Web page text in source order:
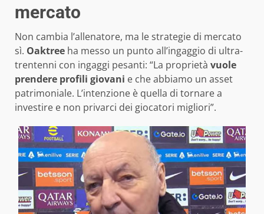
mercato
Non cambia l’allenatore, ma le strategie di mercato
sì. Oaktree ha messo un punto all’ingaggio di ultra-
trentenni con ingaggi pesanti: “La proprietà vuole
prendere profili giovani e che abbiamo un asset
patrimoniale. L’intenzione è quella di tornare a
investire e non privarci dei giocatori migliori”.